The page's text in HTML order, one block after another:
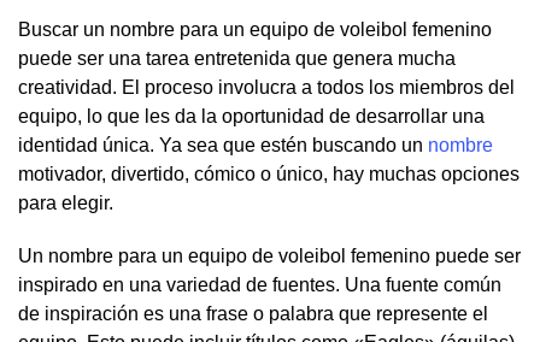
Buscar un nombre para un equipo de voleibol femenino
puede ser una tarea entretenida que genera mucha
creatividad. El proceso involucra a todos los miembros del
equipo, lo que les da la oportunidad de desarrollar una
identidad única. Ya sea que estén buscando un nombre
motivador, divertido, cómico o único, hay muchas opciones
para elegir.
Un nombre para un equipo de voleibol femenino puede ser
inspirado en una variedad de fuentes. Una fuente común
de inspiración es una frase o palabra que represente el